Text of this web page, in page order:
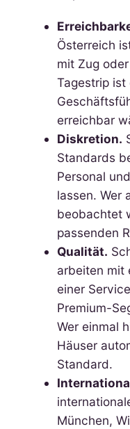
Österreich
mit Zug
Tagestrip ist
erreichbar
Diskretion.
Standards
Personal
lassen. Wer
beobachtet
passenden
Qualität.
arbeiten mit
einer
Premium-
Wer einmal
Häuser
Standard.
München,